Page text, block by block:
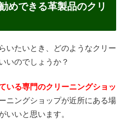
めできる革製品のクリ
いたいとき、どのようなクリー
いのでしょうか？
いる専門のクリーニングショッ
ニングショップが近所にある場
いいと思います。